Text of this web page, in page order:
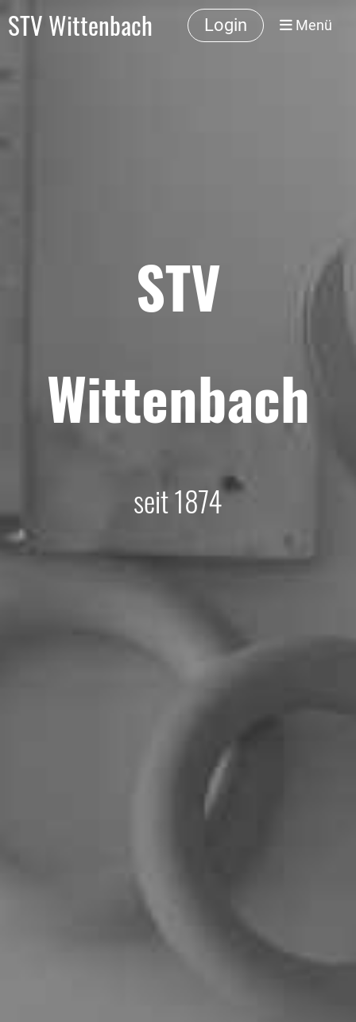
STV Wittenbach Login Menü
STV
Wittenbach
seit 1874